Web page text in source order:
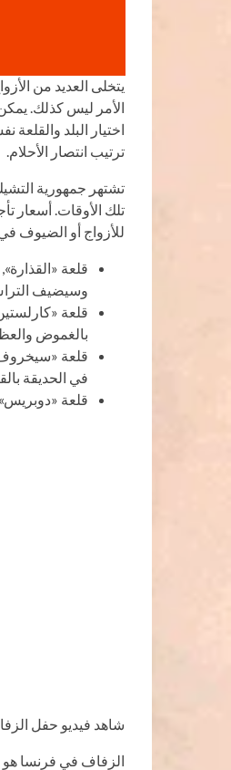
يتخلى العديد من
الأمر ليس كذلك.
اختيار البلد
ترتيب انتصار الأحلام.
تشتهر جمهورية
تلك الأوقات. أسعار
للأزواج أو الضيوف
قلعة
وسيضيف
قلعة
بالغموض
قلعة
في الحديقة
قلعة
شاهد فيديو حفل
الزفاف في فرنسا هو